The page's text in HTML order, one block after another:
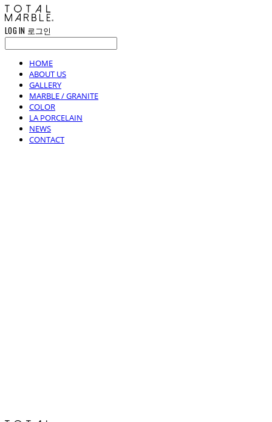
LOG IN 로그인
HOME
ABOUT US
GALLERY
MARBLE / GRANITE
COLOR
LA PORCELAIN
NEWS
CONTACT